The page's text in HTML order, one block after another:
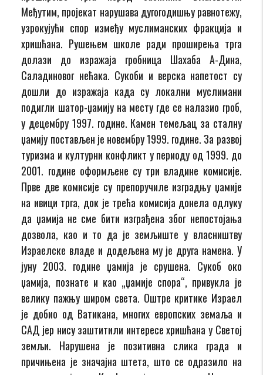
Међутим, пројекат нарушава дугогодишњу равнотежу,
узрокујући спор између муслиманских фракција и
хришћана. Рушењем школе ради проширења трга
долази до изражаја гробница Шахаба А-Дина,
Саладиновог нећака. Сукоби и верска напетост су
дошли до изражаја када су локални муслимани
подигли шатор-џамију на месту где се налазио гроб,
у децембру 1997. године. Камен темељац за сталну
џамију постављен је новембру 1999. године. За развој
туризма и културни конфликт у периоду од 1999. до
2001. године оформљене су три владине комисије.
Прве две комисије су препоручиле изградњу џамије
на ивици трга, док је трећа комисија донела одлуку
да џамија не сме бити изграђена због непостојања
дозвола, као и то да је земљиште у власништву
Израелске владе и додељена му је друга намена. У
јуну 2003. године џамија је срушена. Сукоб око
џамија, познате и као „џамије спора“, привукла је
велику пажњу широм света. Оштре критике Израел
је добио од Ватикана, многих европских земаља и
САД јер нису заштитили интересе хришћана у Светој
земљи. Нарушена је позитивна слика града и
причињена је значајна штета, што се одразило на